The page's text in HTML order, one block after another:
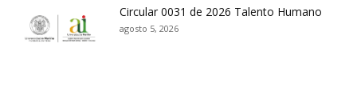
Circular 0031 de 2026 Talento Humano
agosto 5, 2026